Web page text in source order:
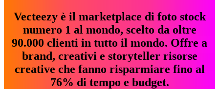
Vecteezy è il marketplace di foto stock
numero 1 al mondo, scelto da oltre
90.000 clienti in tutto il mondo. Offre a
brand, creativi e storyteller risorse
creative che fanno risparmiare fino al
76% di tempo e budget.